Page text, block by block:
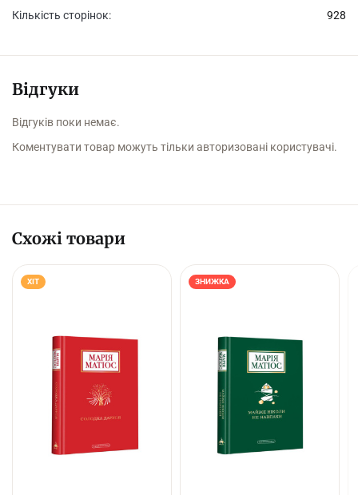
Кількість сторінок: 928
Відгуки
Відгуків поки немає.
Коментувати товар можуть тільки авторизовані користувачі.
Схожі товари
ХІТ ЗНИЖКА